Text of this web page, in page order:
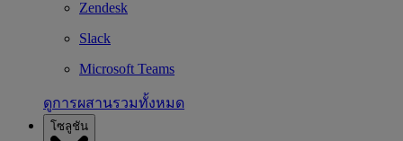
Zendesk
Slack
Microsoft Teams
ดูการผสานรวมทั้งหมด
โซลูชัน